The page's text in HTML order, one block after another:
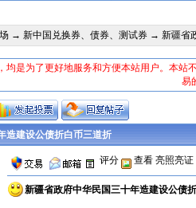
→ 新中国兑换券、债券、测试券→ 新疆省
均是为了更好地服务和方便本站用户。本
易
造建设公债折白币三道折
评分 查看 亮照亮证
新疆省政府中华民国三十年造建设公债